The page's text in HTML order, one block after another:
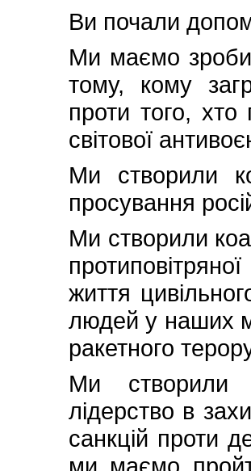
Ви почали
Ми маємо
тому, кому
проти того,
світової
Ми створили
просування
Ми створили
життя
людей у наших
ракетного
Ми створили
лідерство в
санкцій проти